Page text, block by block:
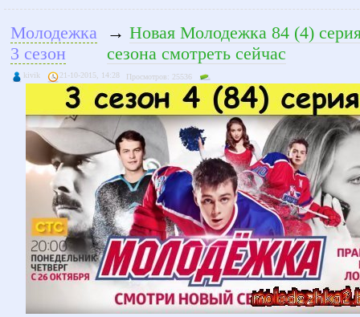
Молодежка
3 сезон
→ Новая Молодежка 84 (4)
сезона смотреть сейчас
kivik 21-10-2015, 14:28 Просмотров: 25536